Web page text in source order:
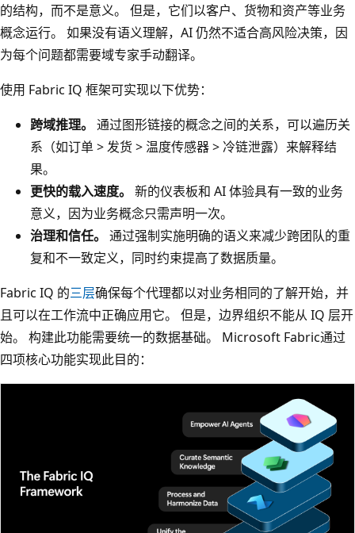
的结构，而不是意义。 但是，它们以客户、货物和资产等业务
概念运行。 如果没有语义理解，AI 仍然不适合高风险决策，因
为每个问题都需要域专家手动翻译。
使用 Fabric IQ 框架可实现以下优势：
跨域推理。 通过图形链接的概念之间的关系，可以遍历关
系（如订单 > 发货 > 温度传感器 > 冷链泄露）来解释结
果。
更快的载入速度。 新的仪表板和 AI 体验具有一致的业务
意义，因为业务概念只需声明一次。
治理和信任。 通过强制实施明确的语义来减少跨团队的重
复和不一致定义，同时约束提高了数据质量。
Fabric IQ 的三层确保每个代理都以对业务相同的了解开始，并
且可以在工作流中正确应用它。 但是，边界组织不能从 IQ 层开
始。 构建此功能需要统一的数据基础。 Microsoft Fabric通过
四项核心功能实现此目的：